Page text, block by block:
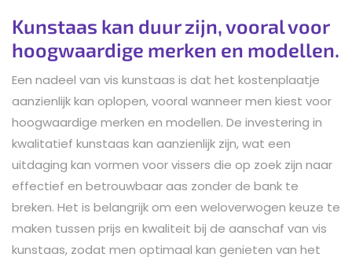
Kunstaas kan duur zijn, vooral voor
hoogwaardige merken en modellen.
Een nadeel van vis kunstaas is dat het kostenplaatje
aanzienlijk kan oplopen, vooral wanneer men kiest voor
hoogwaardige merken en modellen. De investering in
kwalitatief kunstaas kan aanzienlijk zijn, wat een
uitdaging kan vormen voor vissers die op zoek zijn naar
effectief en betrouwbaar aas zonder de bank te
breken. Het is belangrijk om een weloverwogen keuze te
maken tussen prijs en kwaliteit bij de aanschaf van vis
kunstaas, zodat men optimaal kan genieten van het